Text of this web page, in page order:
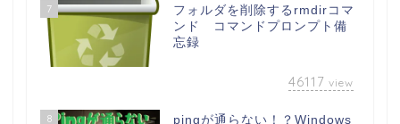
7
フォルダを削除するrmdirコマ
ンド コマンドプロンプト備
忘録
46117 view
8
pingが通らない！？Windows